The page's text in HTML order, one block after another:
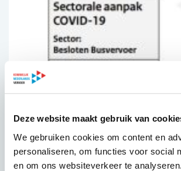
Deze website maakt gebruik van
We gebruiken cookies om content en
personaliseren, om functies voor social
en om ons websiteverkeer te